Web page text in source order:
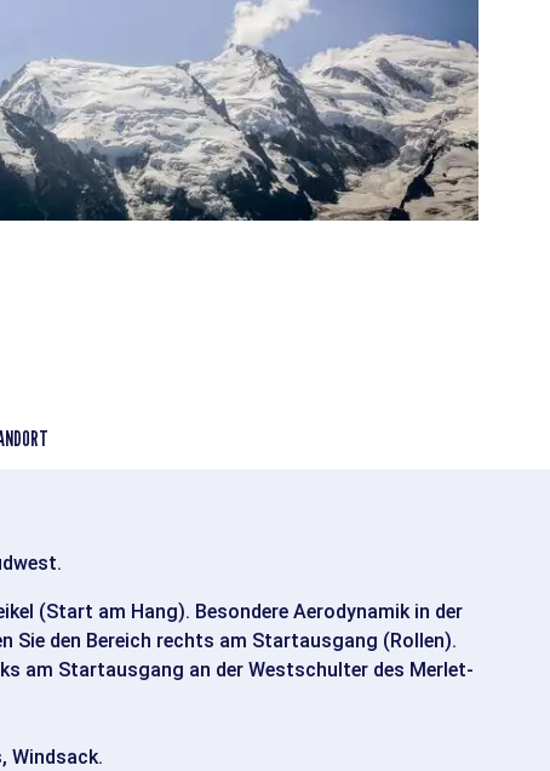
(Start am Hang). Besondere Aerodynamik in der
Sie den Bereich rechts am Startausgang (Rollen).
am Startausgang an der Westschulter des Merlet-
Windsack.